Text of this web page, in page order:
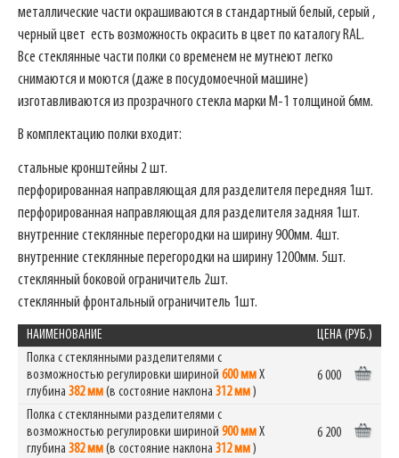
металлические части окрашиваются в стандартный белый, серый ,
черный цвет есть возможность окрасить в цвет по каталогу RAL.
Все стеклянные части полки со временем не мутнеют легко
снимаются и моются (даже в посудомоечной машине)
изготавливаются из прозрачного стекла марки М-1 толщиной 6мм.
В комплектацию полки входит:
стальные кронштейны 2 шт.
перфорированная направляющая для разделителя передняя 1шт.
перфорированная направляющая для разделителя задняя 1шт.
внутренние стеклянные перегородки на ширину 900мм. 4шт.
внутренние стеклянные перегородки на ширину 1200мм. 5шт.
стеклянный боковой ограничитель 2шт.
стеклянный фронтальный ограничитель 1шт.
НАИМЕНОВАНИЕ
ЦЕНА (РУБ.)
Полка с стеклянными разделителями с
возможностью регулировки шириной 600 ммХ
глубина 382 мм(в состояние наклона 312 мм )
6 000
Полка с стеклянными разделителями с
возможностью регулировки шириной 900 ммХ
глубина 382 мм(в состояние наклона 312 мм )
6 200